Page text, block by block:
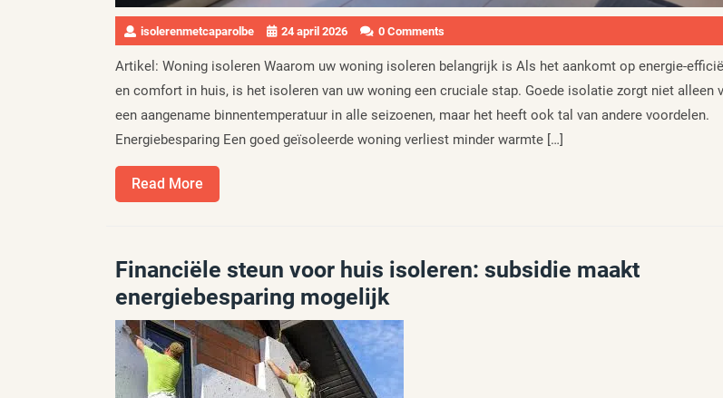
isolerenmetcaparolbe 24 april 2026 0 Comments
Artikel: Woning isoleren Waarom uw woning isoleren belangrijk is Als het aankomt op energie-
en comfort in huis, is het isoleren van uw woning een cruciale stap. Goede isolatie zorgt niet alleen
een aangename binnentemperatuur in alle seizoenen, maar het heeft ook tal van andere voordelen.
Energiebesparing Een goed geïsoleerde woning verliest minder warmte […]
Read More
More
Financiële steun voor huis isoleren: subsidie maakt
energiebesparing mogelijk